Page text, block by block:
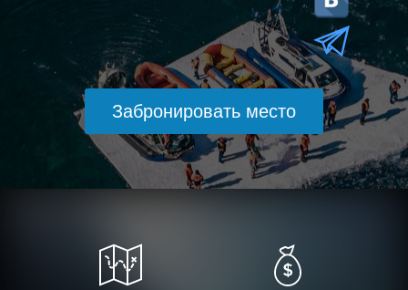
Забронировать место